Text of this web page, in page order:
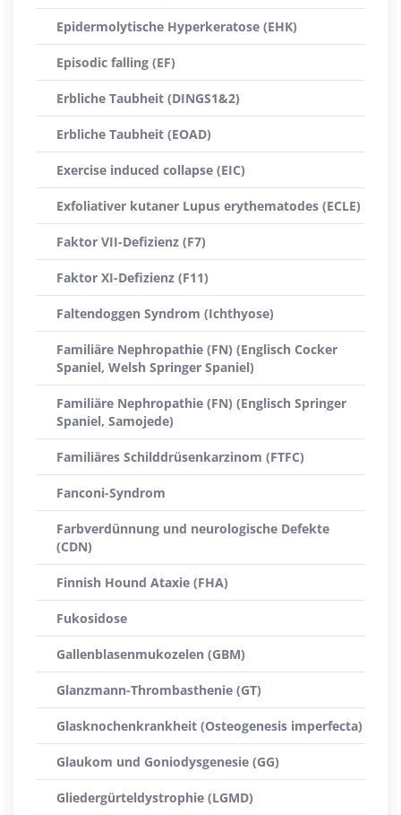
Epidermolytische Hyperkeratose (EHK)
Episodic falling (EF)
Erbliche Taubheit (DINGS1&2)
Erbliche Taubheit (EOAD)
Exercise induced collapse (EIC)
Exfoliativer kutaner Lupus erythematodes (ECLE)
Faktor VII-Defizienz (F7)
Faktor XI-Defizienz (F11)
Faltendoggen Syndrom (Ichthyose)
Familiäre Nephropathie (FN) (Englisch Cocker
Spaniel, Welsh Springer Spaniel)
Familiäre Nephropathie (FN) (Englisch Springer
Spaniel, Samojede)
Familiäres Schilddrüsenkarzinom (FTFC)
Fanconi-Syndrom
Farbverdünnung und neurologische Defekte
(CDN)
Finnish Hound Ataxie (FHA)
Fukosidose
Gallenblasenmukozelen (GBM)
Glanzmann-Thrombasthenie (GT)
Glasknochenkrankheit (Osteogenesis imperfecta)
Glaukom und Goniodysgenesie (GG)
Gliedergürteldystrophie (LGMD)